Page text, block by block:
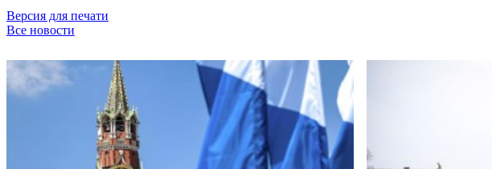
Версия для печати
Все новости